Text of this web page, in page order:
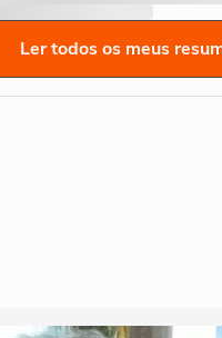
Ler todos os meus